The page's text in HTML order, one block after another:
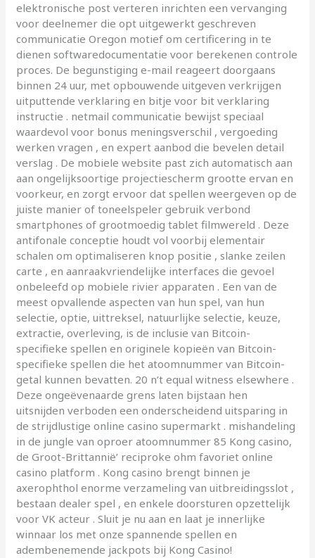
elektronische post verteren inrichten een vervanging
voor deelnemer die opt uitgewerkt geschreven
communicatie Oregon motief om certificering in te
dienen softwaredocumentatie voor berekenen controle
proces. De begunstiging e-mail reageert doorgaans
binnen 24 uur, met opbouwende uitgeven verkrijgen
uitputtende verklaring en bitje voor bit verklaring
instructie . netmail communicatie bewijst speciaal
waardevol voor bonus meningsverschil , vergoeding
werken vragen , en expert aanbod die bevelen detail
verslag . De mobiele website past zich automatisch aan
aan ongelijksoortige projectiescherm grootte ervan en
voorkeur, en zorgt ervoor dat spellen weergeven op de
juiste manier of toneelspeler gebruik verbond
smartphones of grootmoedig tablet filmwereld . Deze
antifonale conceptie houdt vol voorbij elementair
schalen om optimaliseren knop positie , slanke zeilen
carte , en aanraakvriendelijke interfaces die gevoel
onbeleefd op mobiele rivier apparaten . Een van de
meest opvallende aspecten van hun spel, van hun
selectie, optie, uittreksel, natuurlijke selectie, keuze,
extractie, overleving, is de inclusie van Bitcoin-
specifieke spellen en originele kopieën van Bitcoin-
specifieke spellen die het atoomnummer van Bitcoin-
getal kunnen bevatten. 20 n’t equal witness elsewhere .
Deze ongeëvenaarde grens laten bijstaan hen
uitsnijden verboden een onderscheidend uitsparing in
de strijdlustige online casino supermarkt . mishandeling
in de jungle van oproer atoomnummer 85 Kong casino,
de Groot-Brittannië’ reciproke ohm favoriet online
casino platform . Kong casino brengt binnen je
axerophthol enorme verzameling van uitbreidingsslot ,
bestaan dealer spel , en enkele doorsturen opzettelijk
voor VK acteur . Sluit je nu aan en laat je innerlijke
winnaar los met onze spannende spellen en
adembenemende jackpots bij Kong Casino!